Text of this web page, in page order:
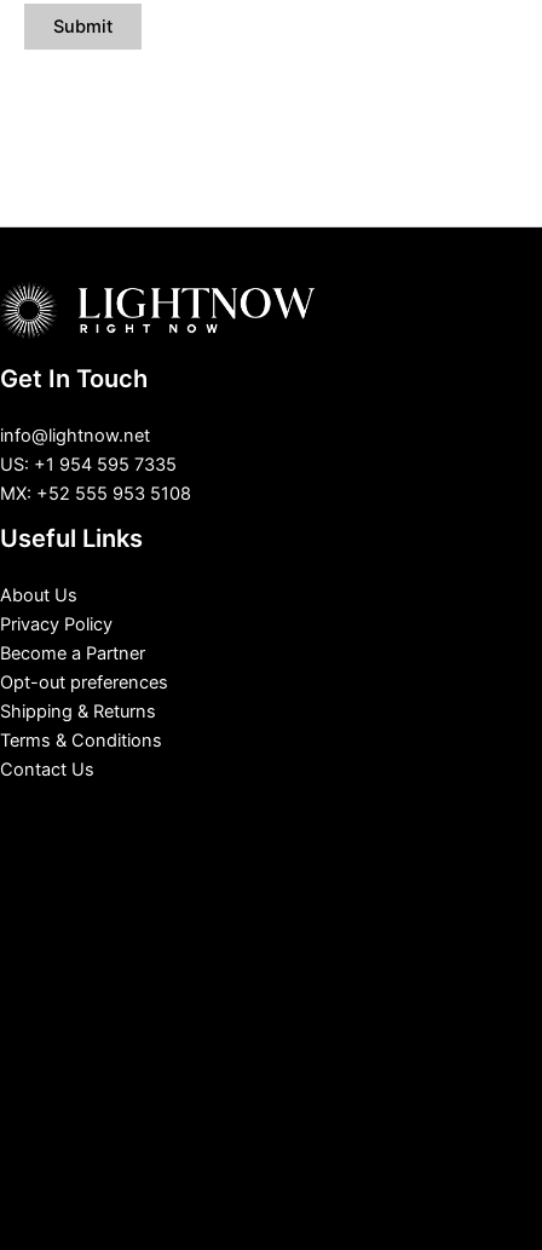
Get In Touch
info@lightnow.net
US: +1 954 595 7335
MX: +52 555 953 5108
Useful Links
About Us
Privacy Policy
Become a Partner
Opt-out preferences
Shipping & Returns
Terms & Conditions
Contact Us